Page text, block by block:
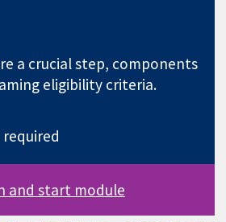
a crucial step, components
eligibility criteria.
and start module